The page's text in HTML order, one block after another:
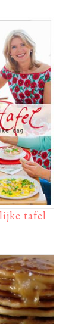
tafel